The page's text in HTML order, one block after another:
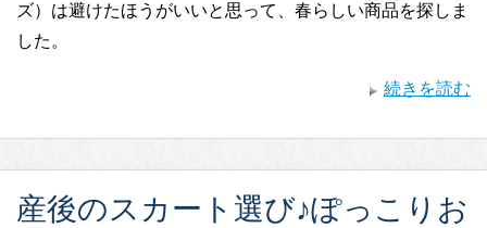
ズ）は避けたほうがいいと思って、春らしい商品を探しま
した。
続きを読む
産後のスカート選び♪ぽっこりお